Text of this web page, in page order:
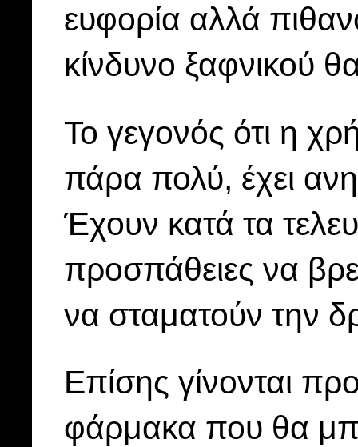
ευφορία αλλά
κίνδυνο ξαφνικού
Το γεγονός ότι η
πάρα πολύ, έχει
Έχουν κατά τα
προσπάθειες να
να σταματούν την
Επίσης γίνονται
φάρμακα που θα